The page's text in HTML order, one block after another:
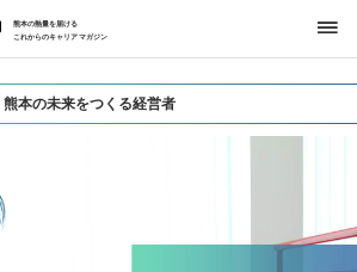
熊本の熱量を届ける
これからのキャリアマガジン
熊本の未来をつくる経営者